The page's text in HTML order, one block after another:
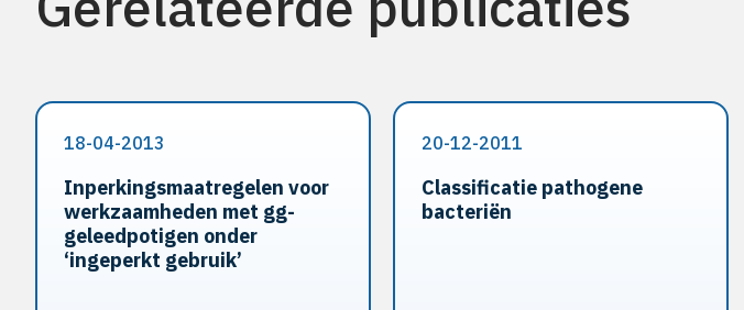
18-04-2013
Inperkingsmaatregelen voor
werkzaamheden met gg-
geleedpotigen onder
‘ingeperkt gebruik’
20-12-2011
Classificatie pathogene
bacteriën